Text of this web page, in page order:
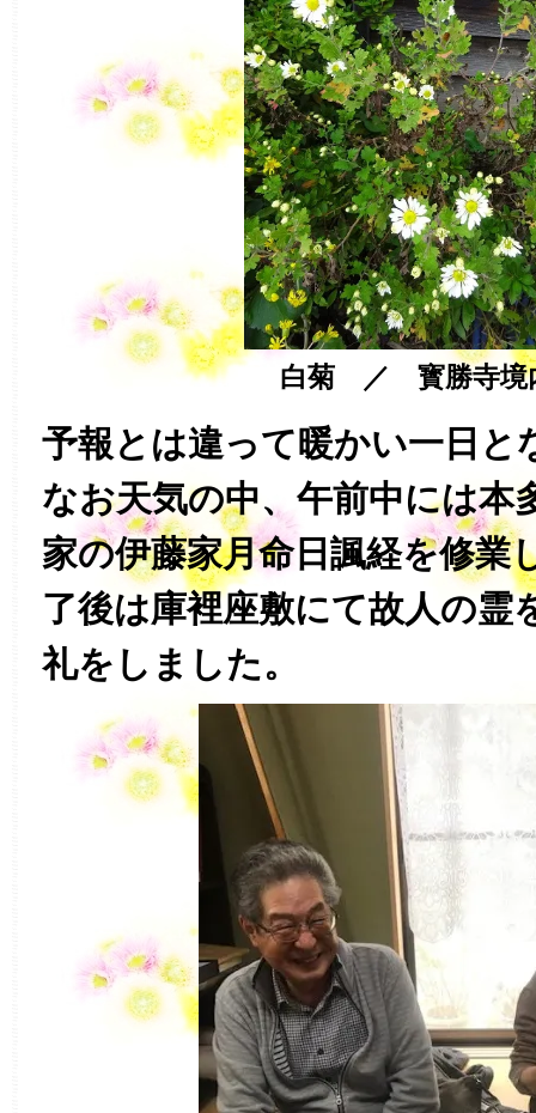
白菊 ／ 寳勝寺境
予報とは違って暖かい一日と
なお天気の中、午前中には本
家の伊藤家月命日諷経を修業
了後は庫裡座敷にて故人の霊
礼をしました。